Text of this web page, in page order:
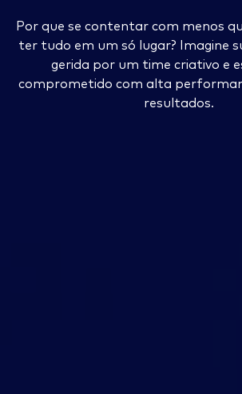
Por que se contentar com menos
ter tudo em um só lugar? Imagine
gerida por um time criativo e
comprometido com alta
resultados.